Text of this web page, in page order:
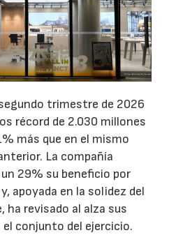
trimestre de 2026
récord de 2.030 millones
más que en el mismo
La compañía
29% su beneficio por
apoyada en la solidez del
ha revisado al alza sus
el conjunto del ejercicio.